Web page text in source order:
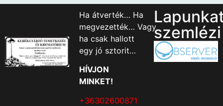
Ha átverték… Ha
megvezették… Vagy
ha csak hallott
egy jó sztorit…
HÍVJON
MINKET!
+36302600871
szemlézi